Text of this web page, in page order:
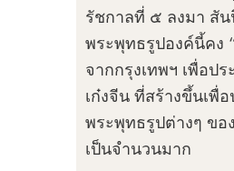
รัชกาลที่ ๕ ลงมา สั
พระพุทธรูปองค์นี้คง
จากกรุงเทพฯ เพื่อป
เก๋งจีน ที่สร้างขึ้นเพื่
พระพุทธรูปต่างๆ ขอ
เป็นจำนวนมาก